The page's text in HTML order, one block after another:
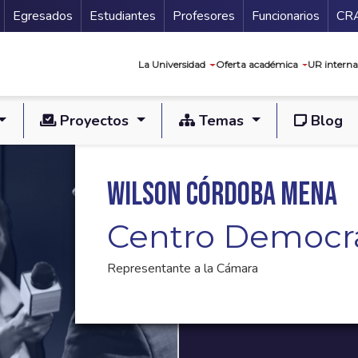
Secundario
Egresados Estudiantes Profesores Funcionarios
La Universidad Oferta académica UR
Proyectos Temas Blog
Wilson Córdoba Mena
Centro
Representante a la Cámara